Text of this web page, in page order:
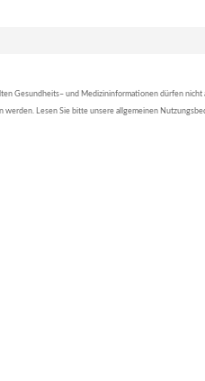
Gesundheits– und Medizininformationen dürfen nicht
werden. Lesen Sie bitte unsere allgemeinen